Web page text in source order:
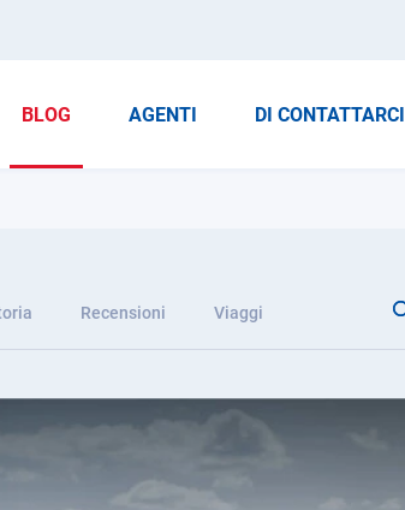
BLOG AGENTI DI CONTATTARCI
Recensioni Viaggi